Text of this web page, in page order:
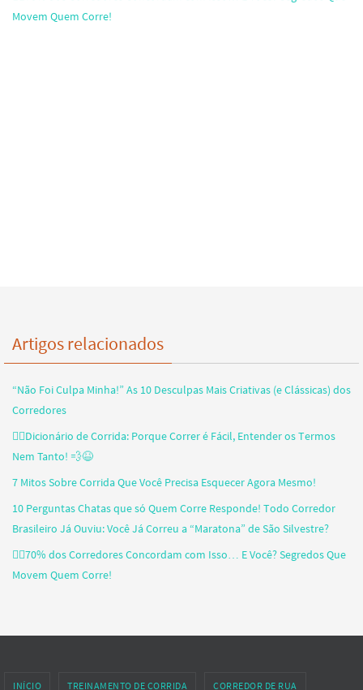
Movem Quem Corre!
Artigos relacionados
“Não Foi Culpa Minha!” As 10 Desculpas Mais Criativas (e Clássicas) dos
Corredores
🏃‍♂️Dicionário de Corrida: Porque Correr é Fácil, Entender os Termos
Nem Tanto! 💨😆
7 Mitos Sobre Corrida Que Você Precisa Esquecer Agora Mesmo!
10 Perguntas Chatas que só Quem Corre Responde! Todo Corredor
Brasileiro Já Ouviu: Você Já Correu a “Maratona” de São Silvestre?
🏃‍♂️70% dos Corredores Concordam com Isso… E Você? Segredos Que
Movem Quem Corre!
INÍCIO TREINAMENTO DE CORRIDA CORREDOR DE RUA